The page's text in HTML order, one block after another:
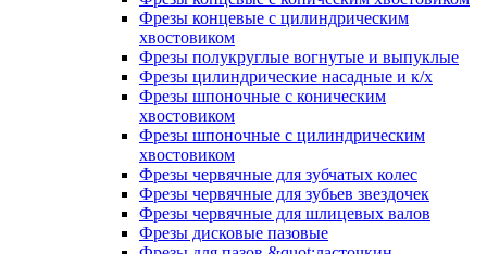
Фрезы концевые с цилиндрическим
хвостовиком
Фрезы полукруглые вогнутые и выпуклые
Фрезы цилиндрические насадные и к/х
Фрезы шпоночные с коническим
хвостовиком
Фрезы шпоночные с цилиндрическим
хвостовиком
Фрезы червячные для зубчатых колес
Фрезы червячные для зубьев звездочек
Фрезы червячные для шлицевых валов
Фрезы дисковые пазовые